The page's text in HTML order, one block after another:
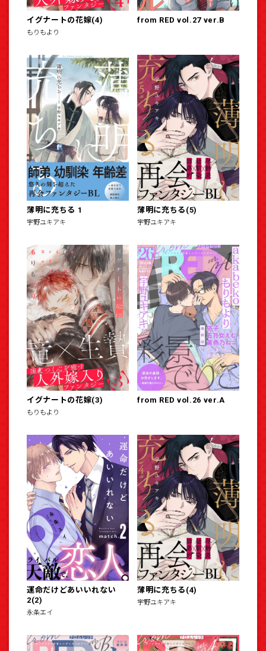
イグナートの花嫁(4)
もりもより
from RED vol.27 ver.B
薄明に充ちる 1
宇野ユキアキ
薄明に充ちる(5)
宇野ユキアキ
イグナートの花嫁(3)
もりもより
from RED vol.26 ver.A
運命だけどあいいれない
2(2)
永条エイ
薄明に充ちる(4)
宇野ユキアキ